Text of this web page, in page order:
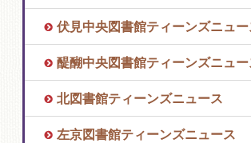
伏見中央図書館ティーンズニュー
醍醐中央図書館ティーンズニュー
北図書館ティーンズニュース
左京図書館ティーンズニュース